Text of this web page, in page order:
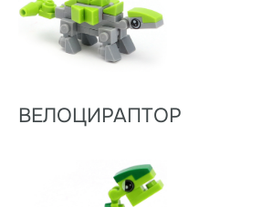
ВЕЛОЦИРАПТОР